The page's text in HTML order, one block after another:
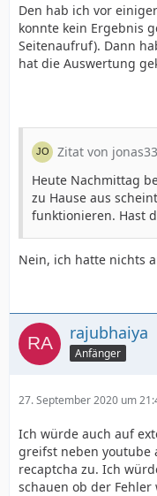
Den hab ich vor
konnte kein Ergebnis
Seitenaufruf). Dann
hat die Auswertung
Zitat von
Heute Nachmittag
zu Hause aus
funktionieren. Hast
Nein, ich hatte nichts
rajubhaiya
Anfänger
27. September 2020 um
Ich würde auch auf
greifst neben youtube
recaptcha zu. Ich
schauen ob der